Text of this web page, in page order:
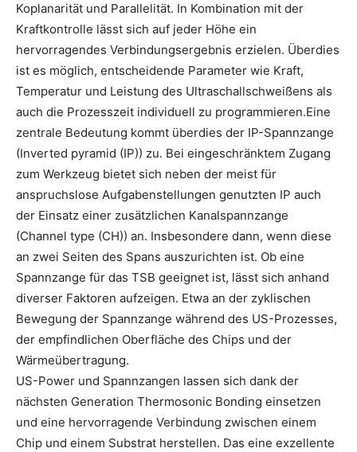
Koplanarität und Parallelität. In Kombination mit der
Kraftkontrolle lässt sich auf jeder Höhe ein
hervorragendes Verbindungsergebnis erzielen. Überdies
ist es möglich, entscheidende Parameter wie Kraft,
Temperatur und Leistung des Ultraschallschweißens als
auch die Prozesszeit individuell zu programmieren.Eine
zentrale Bedeutung kommt überdies der IP-Spannzange
(Inverted pyramid (IP)) zu. Bei eingeschränktem Zugang
zum Werkzeug bietet sich neben der meist für
anspruchslose Aufgabenstellungen genutzten IP auch
der Einsatz einer zusätzlichen Kanalspannzange
(Channel type (CH)) an. Insbesondere dann, wenn diese
an zwei Seiten des Spans auszurichten ist. Ob eine
Spannzange für das TSB geeignet ist, lässt sich anhand
diverser Faktoren aufzeigen. Etwa an der zyklischen
Bewegung der Spannzange während des US-Prozesses,
der empfindlichen Oberfläche des Chips und der
Wärmeübertragung.
US-Power und Spannzangen lassen sich dank der
nächsten Generation Thermosonic Bonding einsetzen
und eine hervorragende Verbindung zwischen einem
Chip und einem Substrat herstellen. Das eine exzellente